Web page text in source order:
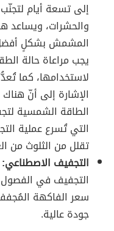
إلى تسعة أيام لتجنّب
والحشرات، ويساعد
المشمش بشكلٍ
يجب مراعاة حالة
لاستخدامها، كما
الإشارة إلى أنّ
التي تُسرع عملية
تقلل من الثلوث من
التجفيف الاصطناعي:
التجفيف في الفصول
سعر الفاكهة
جودة عالية.